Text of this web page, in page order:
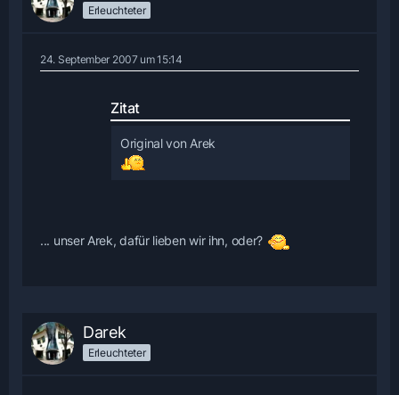
Erleuchteter
24. September 2007 um 15:14
Zitat
Original von Arek
... unser Arek, dafür lieben wir ihn, oder?
Darek
Erleuchteter